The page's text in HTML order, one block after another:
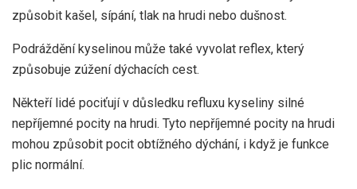
způsobit kašel, sípání, tlak na hrudi nebo dušnost.
Podráždění kyselinou může také vyvolat reflex, který
způsobuje zúžení dýchacích cest.
Někteří lidé pociťují v důsledku refluxu kyseliny silné
nepříjemné pocity na hrudi. Tyto nepříjemné pocity na hrudi
mohou způsobit pocit obtížného dýchání, i když je funkce
plic normální.